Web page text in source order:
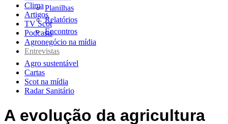
Planilhas
Relatórios
Encontros
Clima
Artigos
TV Scot
Podcasts
Agronegócio na mídia
Entrevistas
Agro sustentável
Cartas
Scot na mídia
Radar Sanitário
A evolução da agricultura